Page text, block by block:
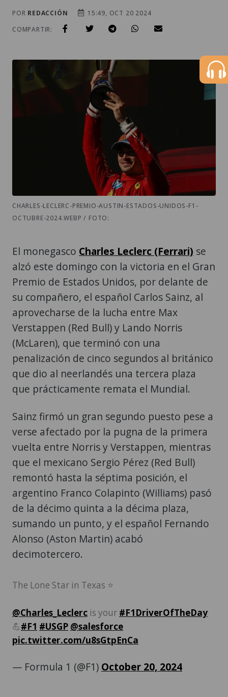
POR REDACCIÓN
15:49, OCT 20 2024
COMPARTIR:
CHARLES-LECLERC-PREMIO-AUSTIN-ESTADOS-UNIDOS-F1-
OCTUBRE-2024.WEBP / FOTO:
El monegasco Charles Leclerc (Ferrari) se
alzó este domingo con la victoria en el Gran
Premio de Estados Unidos, por delante de
su compañero, el español Carlos Sainz, al
aprovecharse de la lucha entre Max
Verstappen (Red Bull) y Lando Norris
(McLaren), que terminó con una
penalización de cinco segundos al británico
que dio al neerlandés una tercera plaza
que prácticamente remata el Mundial.
Sainz firmó un gran segundo puesto pese a
verse afectado por la pugna de la primera
vuelta entre Norris y Verstappen, mientras
que el mexicano Sergio Pérez (Red Bull)
remontó hasta la séptima posición, el
argentino Franco Colapinto (Williams) pasó
de la décimo quinta a la décima plaza,
sumando un punto, y el español Fernando
Alonso (Aston Martin) acabó
decimotercero.
The Lone Star in Texas ⭐️
@Charles_Leclerc is your #F1DriverOfTheDay
💪#F1 #USGP @salesforce
pic.twitter.com/u8sGtpEnCa
— Formula 1 (@F1) October 20, 2024